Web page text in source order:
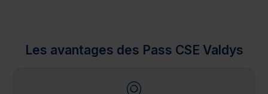
Les avantages des Pass CSE Valdys